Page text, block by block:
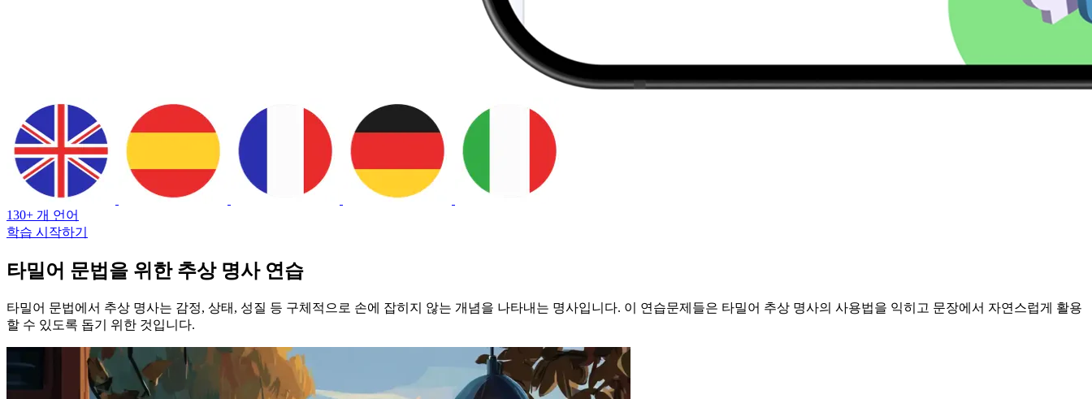
130+ 개 언어
학습 시작하기
타밀어 문법을 위한 추상 명사 연습
타밀어 문법에서 추상 명사는 감정, 상태, 성질 등 구체적으로 손에 잡히지 않는 개념을 나타내는 명사입니다. 이 연습문제들은 타밀어 추상 명사의 사용법을 익히고 문장에서 자연스럽게 활용
할 수 있도록 돕기 위한 것입니다.